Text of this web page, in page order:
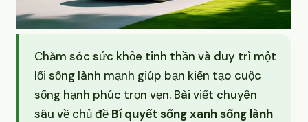
Chăm sóc sức khỏe tinh thần và duy trì một
lối sống lành mạnh giúp bạn kiến tạo cuộc
sống hạnh phúc trọn vẹn. Bài viết chuyên
sâu về chủ đề Bí quyết sống xanh sống lành